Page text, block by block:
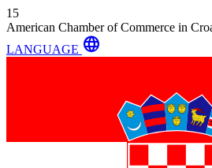
15
American Chamber of Commerce in
LANGUAGE language